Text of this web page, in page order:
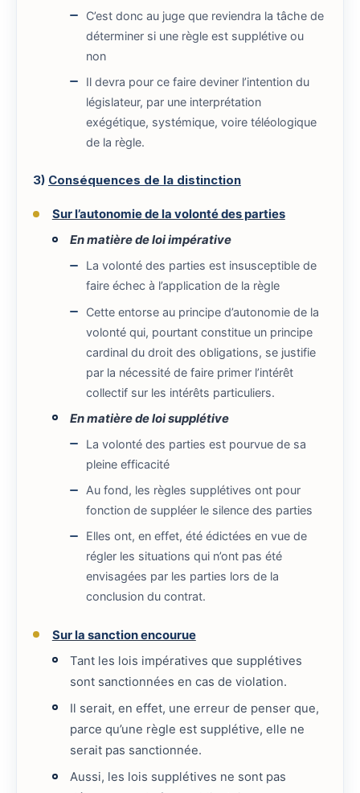
C’est donc au juge que reviendra la tâche de
déterminer si une règle est supplétive ou
non
Il devra pour ce faire deviner l’intention du
législateur, par une interprétation
exégétique, systémique, voire téléologique
de la règle.
3) Conséquences de la distinction
Sur l’autonomie de la volonté des parties
En matière de loi impérative
La volonté des parties est insusceptible de
faire échec à l’application de la règle
Cette entorse au principe d’autonomie de la
volonté qui, pourtant constitue un principe
cardinal du droit des obligations, se justifie
par la nécessité de faire primer l’intérêt
collectif sur les intérêts particuliers.
En matière de loi supplétive
La volonté des parties est pourvue de sa
pleine efficacité
Au fond, les règles supplétives ont pour
fonction de suppléer le silence des parties
Elles ont, en effet, été édictées en vue de
régler les situations qui n’ont pas été
envisagées par les parties lors de la
conclusion du contrat.
Sur la sanction encourue
Tant les lois impératives que supplétives
sont sanctionnées en cas de violation.
Il serait, en effet, une erreur de penser que,
parce qu’une règle est supplétive, elle ne
serait pas sanctionnée.
Aussi, les lois supplétives ne sont pas